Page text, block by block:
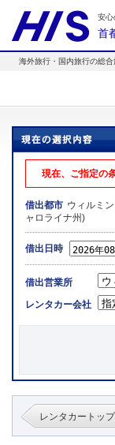
安心
首
海外旅行・国内旅行の総合
現在、ご指定の
借出都市 ウィルミ
ャロライナ州)
借出日時
借出営業所
レンタカー会社
レンタカートッ